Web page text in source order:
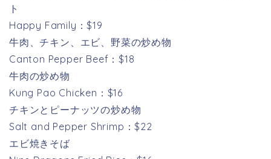
ト
Happy Family：$19
牛肉、チキン、エビ、野菜の炒め物
Canton Pepper Beef：$18
牛肉の炒め物
Kung Pao Chicken：$16
チキンとピーナッツの炒め物
Salt and Pepper Shrimp：$22
エビ焼きそば